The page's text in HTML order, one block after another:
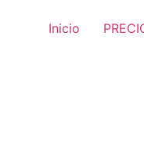
Inicio